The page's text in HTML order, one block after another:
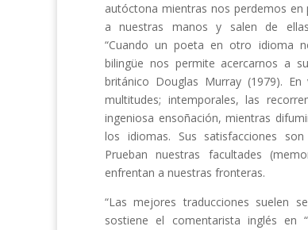
autóctona mientras nos perdemos en
a nuestras manos y salen de
“Cuando un poeta en otro idioma
bilingüe nos permite acercarnos a
británico Douglas Murray (1979). En
multitudes; intemporales, las
ingeniosa ensoñación, mientras
los idiomas. Sus satisfacciones
Prueban nuestras facultades
enfrentan a nuestras fronteras.
“Las mejores traducciones suelen
sostiene el comentarista inglés en